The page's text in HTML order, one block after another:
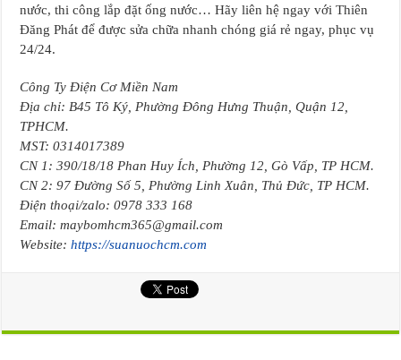
nước, thi công lắp đặt ống nước… Hãy liên hệ ngay với Thiên
Đăng Phát để được sửa chữa nhanh chóng giá rẻ ngay, phục vụ
24/24.
Công Ty Điện Cơ Miền Nam
Địa chỉ: B45 Tô Ký, Phường Đông Hưng Thuận, Quận 12,
TPHCM.
MST: 0314017389
CN 1: 390/18/18 Phan Huy Ích, Phường 12, Gò Vấp, TP HCM.
CN 2: 97 Đường Số 5, Phường Linh Xuân, Thủ Đức, TP HCM.
Điện thoại/zalo: 0978 333 168
Email: maybomhcm365@gmail.com
Website:https://suanuochcm.com